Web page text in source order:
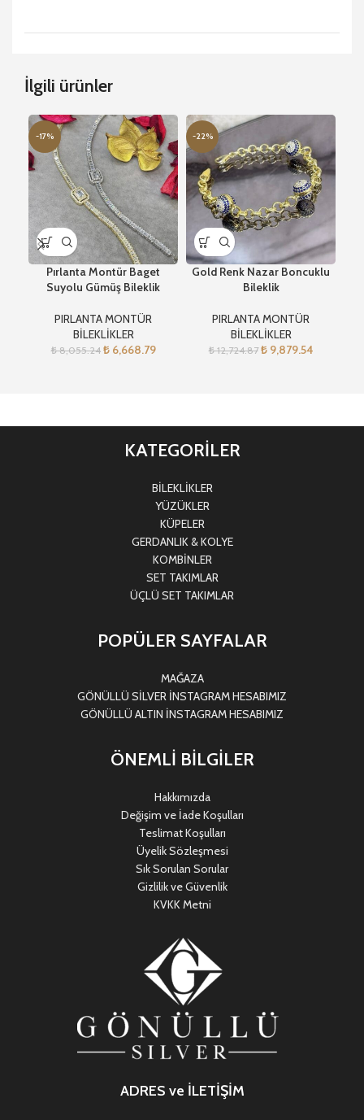
İlgili ürünler
-17%
Pırlanta Montür Baget
Suyolu Gümüş Bileklik
PIRLANTA MONTÜR
BİLEKLİKLER
₺8,055.24 ₺6,668.79
-22%
Gold Renk Nazar Boncuklu
Bileklik
PIRLANTA MONTÜR
BİLEKLİKLER
₺12,724.87 ₺9,879.54
KATEGORİLER
BİLEKLİKLER
YÜZÜKLER
KÜPELER
GERDANLIK & KOLYE
KOMBİNLER
SET TAKIMLAR
ÜÇLÜ SET TAKIMLAR
POPÜLER SAYFALAR
MAĞAZA
GÖNÜLLÜ SİLVER İNSTAGRAM HESABIMIZ
GÖNÜLLÜ ALTIN İNSTAGRAM HESABIMIZ
ÖNEMLİ BİLGİLER
Hakkımızda
Değişim ve İade Koşulları
Teslimat Koşulları
Üyelik Sözleşmesi
Sık Sorulan Sorular
Gizlilik ve Güvenlik
KVKK Metni
ADRES ve İLETİŞİM